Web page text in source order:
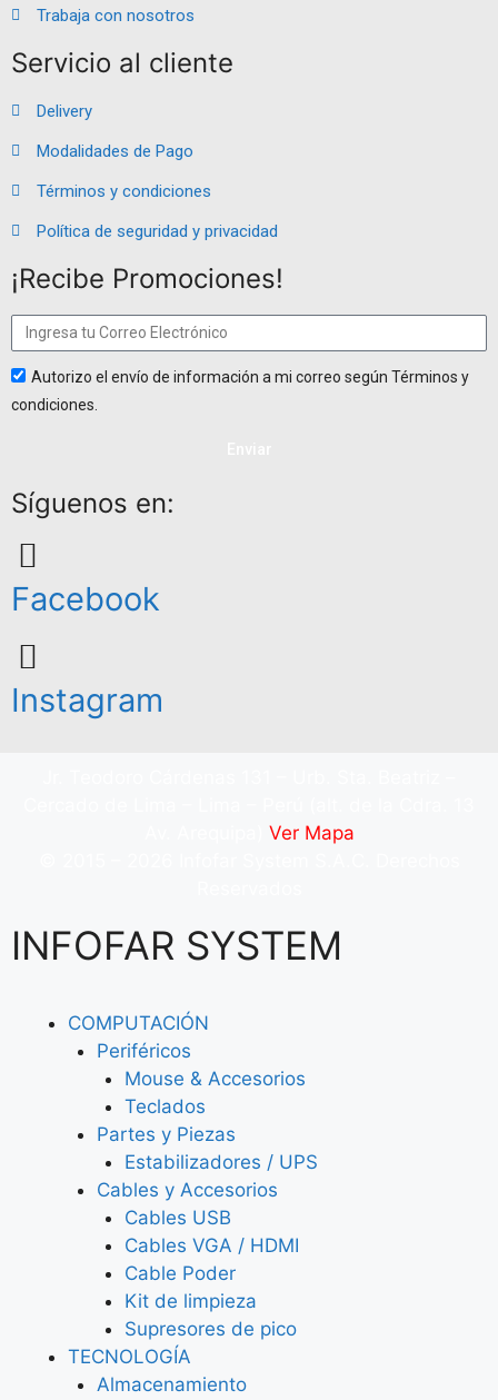
Trabaja con nosotros
Servicio al cliente
Delivery
Modalidades de Pago
Términos y condiciones
Política de seguridad y privacidad
¡Recibe Promociones!
Autorizo el envío de información a mi correo según Términos y
condiciones.
Síguenos en:
Facebook
Instagram
Ver Mapa
INFOFAR SYSTEM
COMPUTACIÓN
Periféricos
Mouse & Accesorios
Teclados
Partes y Piezas
Estabilizadores / UPS
Cables y Accesorios
Cables USB
Cables VGA / HDMI
Cable Poder
Kit de limpieza
Supresores de pico
TECNOLOGÍA
Almacenamiento